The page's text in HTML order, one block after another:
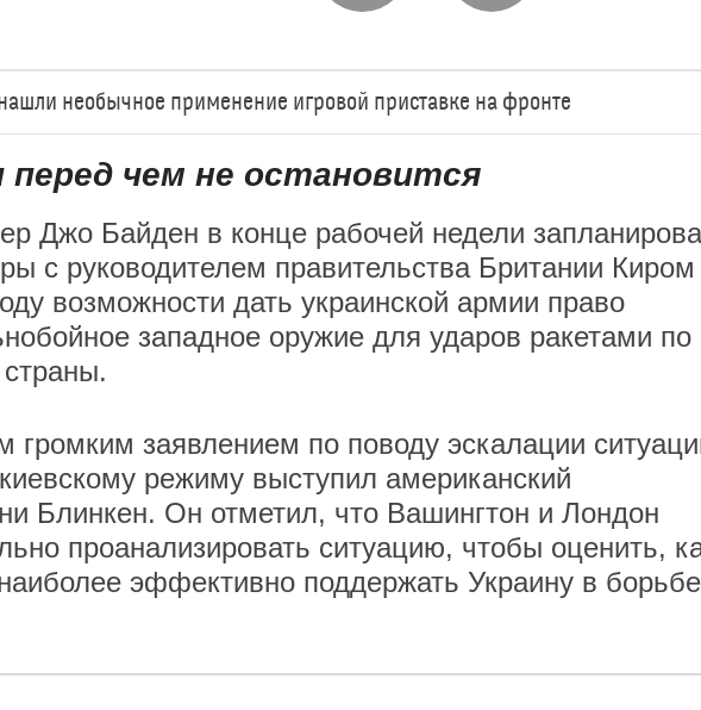
необычное применение игровой приставке на фронте
чем не остановится
Джо Байден в конце рабочей недели
с руководителем правительства Британии Киром
возможности дать украинской армии право
западное оружие для ударов ракетами по
громким заявлением по поводу эскалации
режиму выступил американский
Блинкен. Он отметил, что Вашингтон и Лондон
проанализировать ситуацию, чтобы оценить,
эффективно поддержать Украину в борьбе